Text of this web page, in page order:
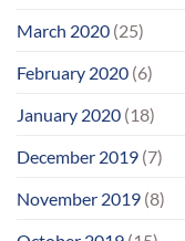
March 2020 (25)
February 2020 (6)
January 2020 (18)
December 2019 (7)
November 2019 (8)